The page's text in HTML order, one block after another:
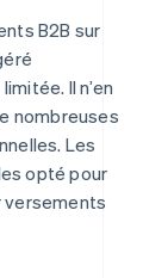
B2B sur
Il n’en
nombreuses
Les
opté pour
versements